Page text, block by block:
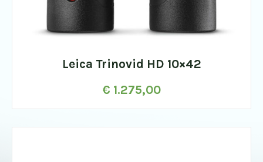
Leica Trinovid HD 10×42
€ 1.275,00